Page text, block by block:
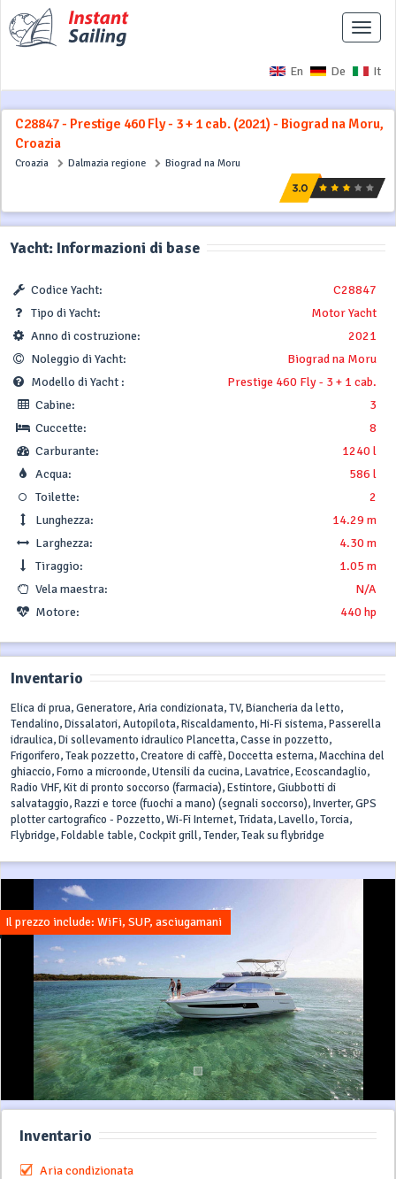
En De It
C28847 - Prestige 460 Fly - 3 + 1 cab. (2021) - Biograd na Moru,
Croazia
Croazia Dalmazia regione Biograd na Moru
Yacht: Informazioni di base
Codice Yacht:
C28847
Tipo di Yacht:
Motor Yacht
Anno di costruzione:
2021
Noleggio di Yacht:
Biograd na Moru
Modello di Yacht :
Prestige 460 Fly - 3 + 1 cab.
Cabine:
3
Cuccette:
8
Carburante:
1240 l
Acqua:
586 l
Toilette:
2
Lunghezza:
14.29 m
Larghezza:
4.30 m
Tiraggio:
1.05 m
Vela maestra:
N/A
Motore:
440 hp
Inventario
Elica di prua, Generatore, Aria condizionata, TV, Biancheria da letto,
Tendalino, Dissalatori, Autopilota, Riscaldamento, Hi-Fi sistema, Passerella
idraulica, Di sollevamento idraulico Plancetta, Casse in pozzetto,
Frigorifero, Teak pozzetto, Creatore di caffè, Doccetta esterna, Macchina del
ghiaccio, Forno a microonde, Utensili da cucina, Lavatrice, Ecoscandaglio,
Radio VHF, Kit di pronto soccorso (farmacia), Estintore, Giubbotti di
salvataggio, Razzi e torce (fuochi a mano) (segnali soccorso), Inverter, GPS
plotter cartografico - Pozzetto, Wi-Fi Internet, Tridata, Lavello, Torcia,
Flybridge, Foldable table, Cockpit grill, Tender, Teak su flybridge
Il prezzo include: WiFi, SUP, asciugamani
Inventario
Aria condizionata